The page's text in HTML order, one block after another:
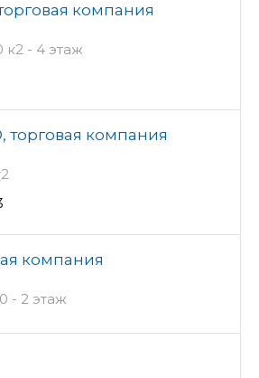
компания
к2 - 4 этаж
компания
компания
- 2 этаж